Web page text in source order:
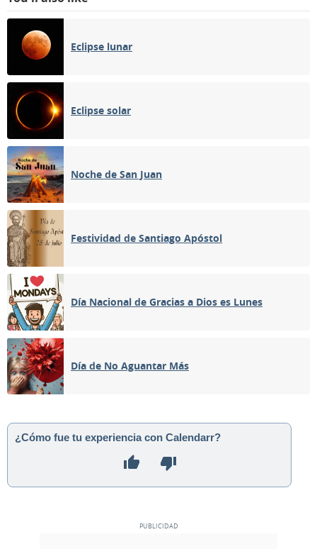
Eclipse lunar
Eclipse solar
Noche de San Juan
Festividad de Santiago Apóstol
Día Nacional de Gracias a Dios es Lunes
Día de No Aguantar Más
¿Cómo fue tu experiencia con Calendarr?